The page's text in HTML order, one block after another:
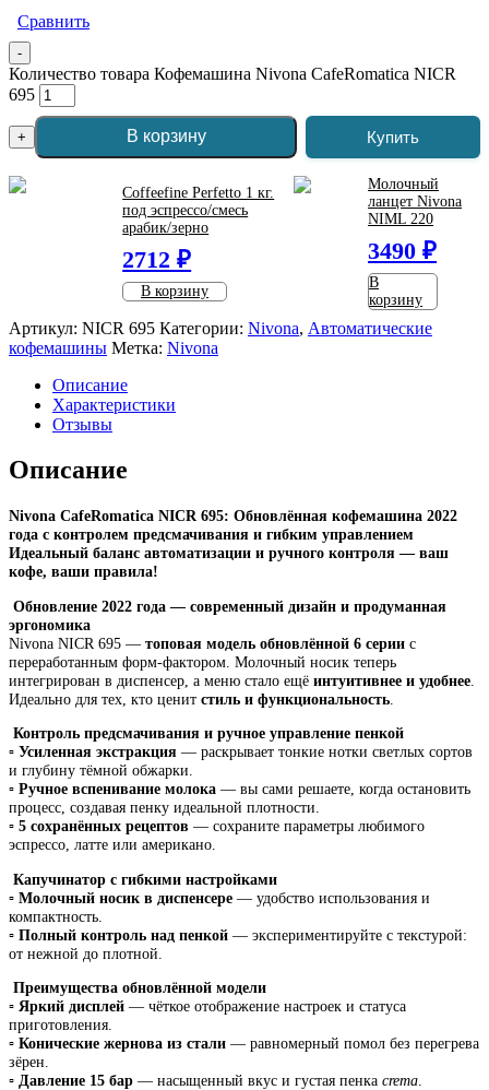
Сравнить
-
Количество товара Кофемашина Nivona CafeRomatica NICR
695
+ В корзину Купить
Coffeefine Perfetto 1 кг.
под эспрессо/смесь
арабик/зерно
2712 ₽
В корзину
Молочный
ланцет Nivona
NIML 220
3490 ₽
В
корзину
Артикул: NICR 695 Категории: Nivona, Автоматические
кофемашины Метка: Nivona
Описание
Характеристики
Отзывы
Описание
Nivona CafeRomatica NICR 695: Обновлённая кофемашина 2022
года с контролем предсмачивания и гибким управлением
Идеальный баланс автоматизации и ручного контроля — ваш
кофе, ваши правила!
Обновление 2022 года — современный дизайн и продуманная
эргономика
Nivona NICR 695 — топовая модель обновлённой 6 серии с
переработанным форм-фактором. Молочный носик теперь
интегрирован в диспенсер, а меню стало ещё интуитивнее и удобнее
Идеально для тех, кто ценит стиль и функциональность
Контроль предсмачивания и ручное управление пенкой
▫️ Усиленная экстракция — раскрывает тонкие нотки светлых сортов
и глубину тёмной обжарки.
▫️ Ручное вспенивание молока — вы сами решаете, когда остановить
процесс, создавая пенку идеальной плотности.
▫️ 5 сохранённых рецептов — сохраните параметры любимого
эспрессо, латте или американо.
Капучинатор с гибкими настройками
▫️ Молочный носик в диспенсере — удобство использования и
компактность.
▫️ Полный контроль над пенкой — экспериментируйте с текстурой:
от нежной до плотной.
Преимущества обновлённой модели
▫️ Яркий дисплей — чёткое отображение настроек и статуса
приготовления.
▫️ Конические жернова из стали — равномерный помол без перегрева
зёрен.
▫️ Давление 15 бар — насыщенный вкус и густая пенка crema